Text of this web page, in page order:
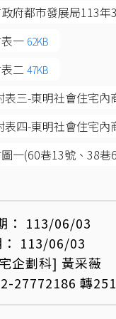
府都市發展局113
一 62KB
二 47KB
表三-東明社會住宅
表四-東明社會住宅
一(60巷13號、38巷
： 113/06/03
113/06/03
企劃科] 黃采薇
27772186 轉